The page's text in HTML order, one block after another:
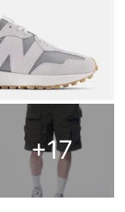
+17